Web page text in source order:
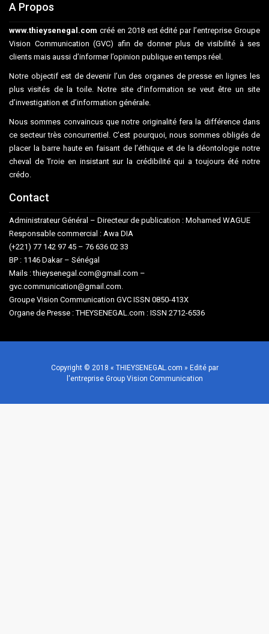
A Propos
www.thieysenegal.com créé en 2018 est édité par l’entreprise Groupe
Vision Communication (GVC) afin de donner plus de visibilité à ses
clients mais aussi d’informer l’opinion publique en temps réel.
Notre objectif est de devenir l’un des organes de presse en lignes les
plus visités de la toile. Notre site d’information se veut être un site
d’investigation et d’information générale.
Nous sommes convaincus que notre originalité fera la différence dans
ce secteur très concurrentiel. C’est pourquoi, nous sommes obligés de
placer la barre haute en faisant de l’éthique et de la déontologie notre
cheval de Troie en insistant sur la crédibilité qui a toujours été notre
crédo.
Contact
Administrateur Général – Directeur de publication : Mohamed WAGUE
Responsable commercial : Awa DIA
(+221) 77 142 97 45 – 76 636 02 33
BP : 1146 Dakar – Sénégal
Mails : thieysenegal.com@gmail.com –
gvc.communication@gmail.com.
Groupe Vision Communication GVC ISSN 0850-413X
Organe de Presse : THEYSENEGAL.com : ISSN 2712-6536
Copyright © 2018 « THIEYSENEGAL.com » Edité par
l'entreprise Group Vision Communication